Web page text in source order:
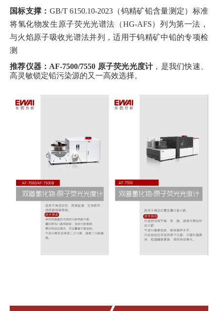
国标支撑： GB/T 6150.10-2023（钨精矿铅含量测定）标准
将氢化物发生原子荧光光谱法（HG-AFS）列为第一法，
与火焰原子吸收光谱法并列，适用于钨精矿中铅的专项检
测
推荐仪器：AF-7500/7550 原子荧光光度计，是我们快速、
高灵敏锁定铅污染源的又一高效选择。